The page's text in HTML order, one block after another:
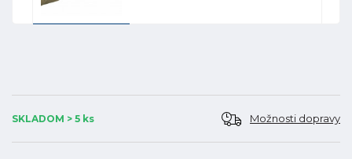
SKLADOM > 5 ks Možnosti dopravy